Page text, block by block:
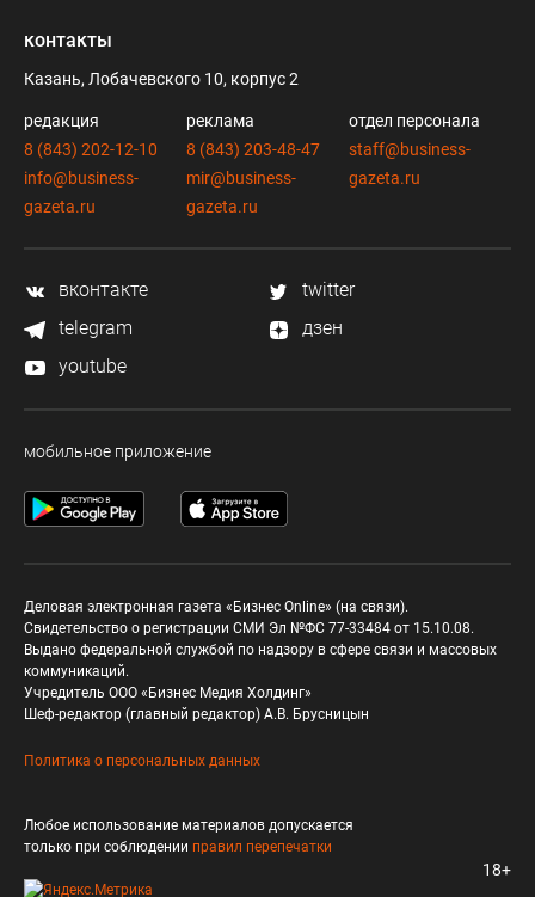
контакты
Казань, Лобачевского 10, корпус 2
редакция
8 (843) 202-12-10
info@business-
gazeta.ru
реклама
8 (843) 203-48-47
mir@business-
gazeta.ru
отдел персонала
staff@business-
gazeta.ru
вконтакте
twitter
telegram
дзен
youtube
мобильное приложение
Деловая электронная газета «Бизнес Online» (на связи).
Свидетельство о регистрации СМИ Эл №ФС 77-33484 от 15.10.08.
Выдано федеральной службой по надзору в сфере связи и массовых
коммуникаций.
Учредитель ООО «Бизнес Медия Холдинг»
Шеф-редактор (главный редактор) А.В. Брусницын
Политика о персональных данных
Любое использование материалов допускается
только при соблюдении правил перепечатки
18+